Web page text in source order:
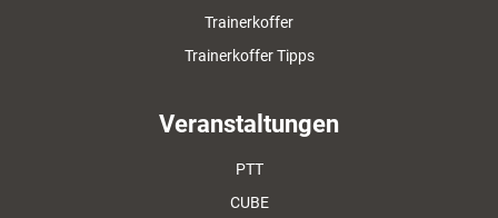
Trainerkoffer
Trainerkoffer Tipps
Veranstaltungen
PTT
CUBE